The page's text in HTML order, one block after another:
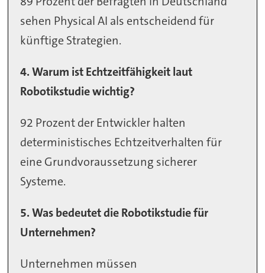
sehen Physical AI als entscheidend für
künftige Strategien.
4. Warum ist Echtzeitfähigkeit laut
Robotikstudie wichtig?
92 Prozent der Entwickler halten
deterministisches Echtzeitverhalten für
eine Grundvoraussetzung sicherer
Systeme.
5. Was bedeutet die Robotikstudie für
Unternehmen?
Unternehmen müssen